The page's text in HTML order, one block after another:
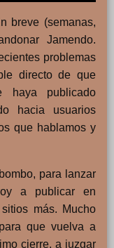
breve (semanas,
Jamendo.
problemas
directo de que
publicado
hacia usuarios
que hablamos y
para lanzar
a publicar en
más. Mucho
que vuelva a
cierre, a juzgar